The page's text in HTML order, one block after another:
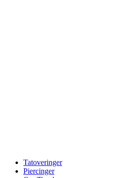
Tatoveringer
Piercinger